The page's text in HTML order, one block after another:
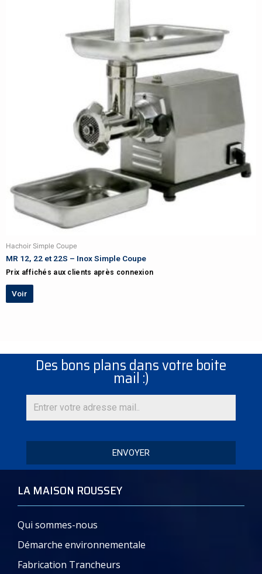
Hachoir Simple Coupe
MR 12, 22 et 22S – Inox Simple Coupe
Prix affichés aux clients après connexion
Voir
Des bons plans dans votre boite
mail :)
ENVOYER
LA MAISON ROUSSEY
Qui sommes-nous
Démarche environnementale
Fabrication Trancheurs